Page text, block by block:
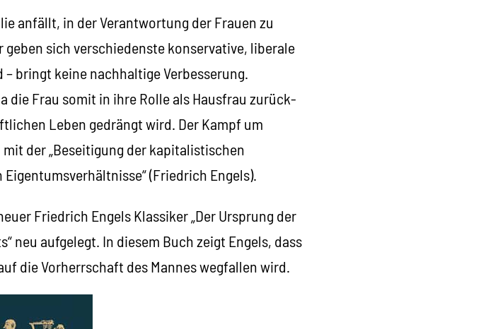
anfällt, in der Verantwortung der Frauen zu
sich verschiedenste konservative, liberale
bringt keine nachhaltige Verbesserung.
die Frau somit in ihre Rolle als Hausfrau zurück-
Leben gedrängt wird. Der Kampf um
der „Beseitigung der kapitalistischen
(Friedrich Engels).
Friedrich Engels Klassiker „Der Ursprung der
neu aufgelegt. In diesem Buch zeigt Engels, dass
die Vorherrschaft des Mannes wegfallen wird.